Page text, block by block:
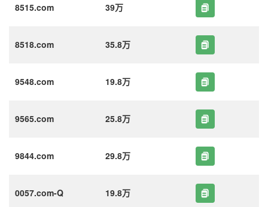
8515.com 39万
8518.com 35.8万
9548.com 19.8万
9565.com 25.8万
9844.com 29.8万
0057.com-Q 19.8万